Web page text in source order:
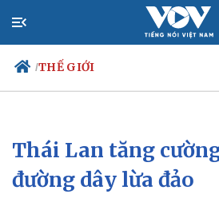
/THẾ GIỚI
Chính trị
Đảng
Tổ chức nhân sự
Xã
Thái Lan tăng
đường dây lừa đảo